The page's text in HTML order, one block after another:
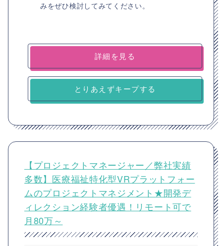
みをぜひ検討してみてください。
詳細を見る
とりあえずキープする
【プロジェクトマネージャー／弊社実績
多数】医療福祉特化型VRプラットフォー
ムのプロジェクトマネジメント★開発デ
ィレクション経験者優遇！リモート可で
月80万～